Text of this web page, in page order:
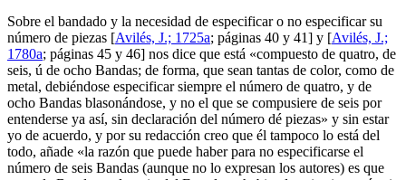
Sobre el bandado y la necesidad de especificar o no especificar su
número de piezas [Avilés, J.; 1725a; páginas 40 y 41] y [Avilés, J.;
1780a; páginas 45 y 46] nos dice que está «compuesto de quatro, de
seis, ú de ocho Bandas; de forma, que sean tantas de color, como de
metal, debiéndose especificar siempre el número de quatro, y de
ocho Bandas blasonándose, y no el que se compusiere de seis por
entenderse ya así, sin declaración del número dé piezas» y sin estar
yo de acuerdo, y por su redacción creo que él tampoco lo está del
todo, añade «la razón que puede haber para no especificarse el
número de seis Bandas (aunque no lo expresan los autores) es que